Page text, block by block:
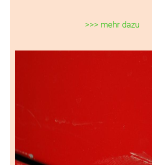
>>> mehr dazu